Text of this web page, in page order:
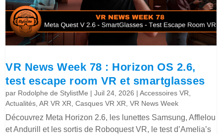
VR News Week 78 : Horizon OS 2.6,
test escape room VR et smartglasses
par Rodolphe de StylistMe |Juil 24, 2026 |Accessoires VR
Actualités ,AR VR XR ,Casques VR XR ,VR News Week
Découvrez Meta Horizon 2.6, les lunettes Samsung, Afflelou
et Andurill et les sortis de Roboquest VR, le test d’Amelia’s